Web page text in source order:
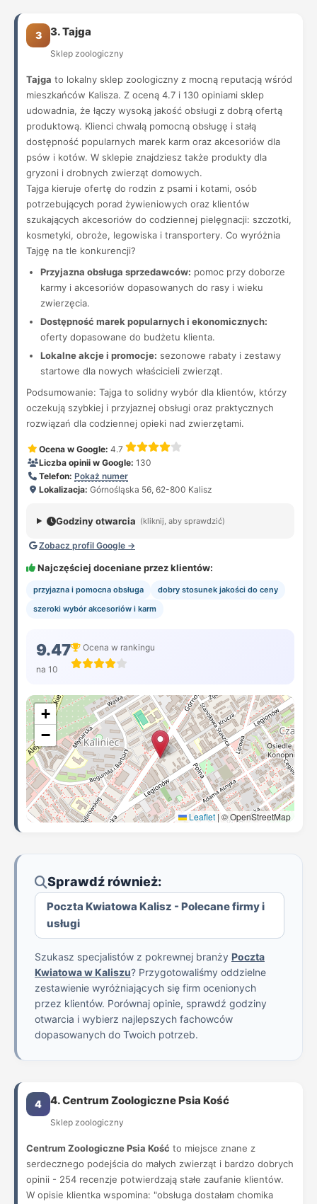
3 3. Tajga
Sklep zoologiczny
Tajga to lokalny sklep zoologiczny z mocną reputacją wśród
mieszkańców Kalisza. Z oceną 4.7 i 130 opiniami sklep
udowadnia, że łączy wysoką jakość obsługi z dobrą ofertą
produktową. Klienci chwalą pomocną obsługę i stałą
dostępność popularnych marek karm oraz akcesoriów dla
psów i kotów. W sklepie znajdziesz także produkty dla
gryzoni i drobnych zwierząt domowych.
Tajga kieruje ofertę do rodzin z psami i kotami, osób
potrzebujących porad żywieniowych oraz klientów
szukających akcesoriów do codziennej pielęgnacji: szczotki,
kosmetyki, obroże, legowiska i transportery. Co wyróżnia
Tajgę na tle konkurencji?
Przyjazna obsługa sprzedawców: pomoc przy doborze
karmy i akcesoriów dopasowanych do rasy i wieku
zwierzęcia.
Dostępność marek popularnych i ekonomicznych:
oferty dopasowane do budżetu klienta.
Lokalne akcje i promocje: sezonowe rabaty i zestawy
startowe dla nowych właścicieli zwierząt.
Podsumowanie: Tajga to solidny wybór dla klientów, którzy
oczekują szybkiej i przyjaznej obsługi oraz praktycznych
rozwiązań dla codziennej opieki nad zwierzętami.
Ocena w Google: 4.7
Liczba opinii w Google: 130
Telefon: Pokaż numer
Lokalizacja: Górnośląska 56, 62-800 Kalisz
Godziny otwarcia (kliknij, aby sprawdzić)
Zobacz profil Google →
Najczęściej doceniane przez klientów:
przyjazna i pomocna obsługa
dobry stosunek jakości do ceny
szeroki wybór akcesoriów i karm
9.47
na 10
Ocena w rankingu
+
−
Leaflet | © OpenStreetMap
Sprawdź również:
Poczta Kwiatowa Kalisz - Polecane firmy i
usługi
Szukasz specjalistów z pokrewnej branży Poczta
Kwiatowa w Kaliszu? Przygotowaliśmy oddzielne
zestawienie wyróżniających się firm ocenionych
przez klientów. Porównaj opinie, sprawdź godziny
otwarcia i wybierz najlepszych fachowców
dopasowanych do Twoich potrzeb.
4 4. Centrum Zoologiczne Psia Kość
Sklep zoologiczny
Centrum Zoologiczne Psia Kość to miejsce znane z
serdecznego podejścia do małych zwierząt i bardzo dobrych
opinii - 254 recenzje potwierdzają stałe zaufanie klientów.
W opisie klientka wspomina: "obsługa dostałam chomika